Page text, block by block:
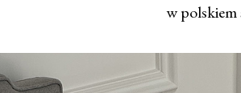
w polskiem